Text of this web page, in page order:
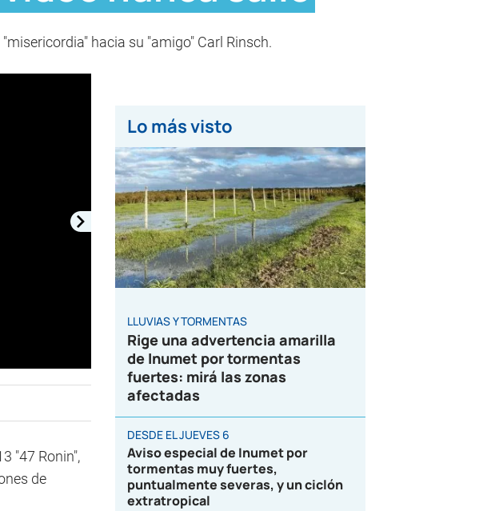
hacia su "amigo" Carl Rinsch.
"47 Ronin",
de
Lo más visto
LLUVIAS Y TORMENTAS
Rige una advertencia amarilla
de Inumet por tormentas
fuertes: mirá las zonas
afectadas
DESDE EL JUEVES 6
Aviso especial de Inumet por
tormentas muy fuertes,
puntualmente severas, y un ciclón
extratropical